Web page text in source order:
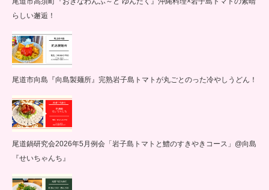
らしい邂逅！
尾道市向島『向島製麺所』完熟岩子島トマトが丸ごとのった冷やしうどん！
尾道鍋研究会2026年5月例会「岩子島トマトと鱧のすきやきコース」@向島
『せいちゃんち』